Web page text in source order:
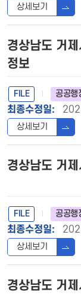
상세보기
경상남도 거
정보
FILE 공공행
상세보기
경상남도 거
FILE 공공행
상세보기
경상남도 거